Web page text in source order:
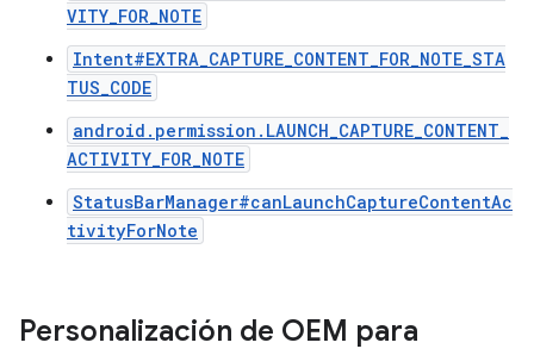
VITY_FOR_NOTE
Intent#EXTRA_CAPTURE_CONTENT_FOR_NOTE_STA
TUS_CODE
android.permission.LAUNCH_CAPTURE_CONTENT_
ACTIVITY_FOR_NOTE
StatusBarManager#canLaunchCaptureContentAc
tivityForNote
Personalización de OEM para